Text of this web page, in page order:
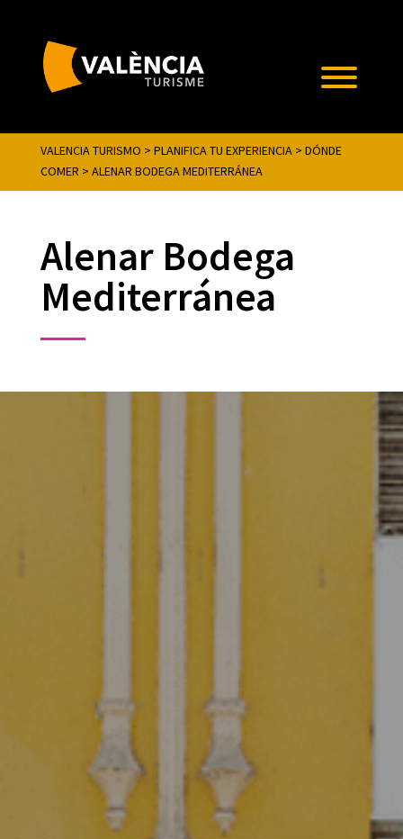
VALENCIA TURISMO > PLANIFICA TU EXPERIENCIA> DÓNDE
COMER > ALENAR BODEGA MEDITERRÁNEA
Alenar Bodega
Mediterránea